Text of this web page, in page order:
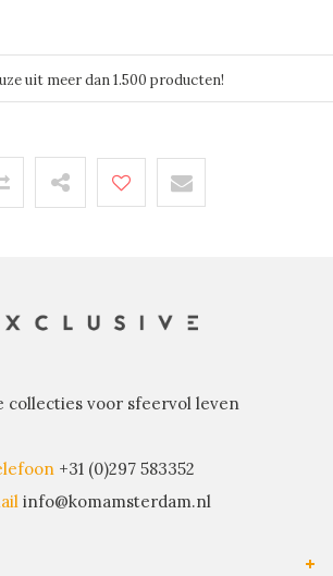
uit meer dan 1.500 producten!
collecties voor sfeervol leven
+31 (0)297 583352
info@komamsterdam.nl